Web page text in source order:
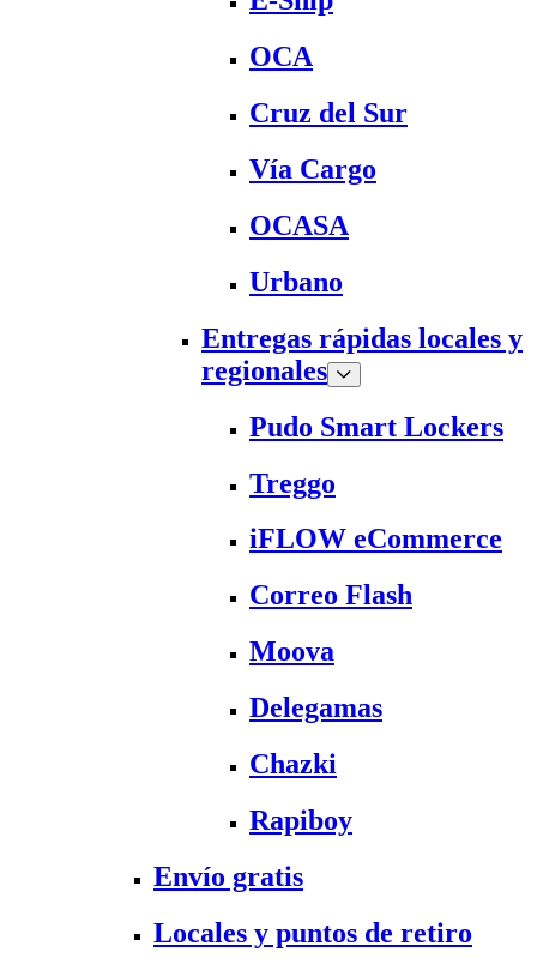
OCA
Cruz del Sur
Vía Cargo
OCASA
Urbano
Entregas rápidas locales y
regionales
Pudo Smart Lockers
Treggo
iFLOW eCommerce
Correo Flash
Moova
Delegamas
Chazki
Rapiboy
Envío gratis
Locales y puntos de retiro